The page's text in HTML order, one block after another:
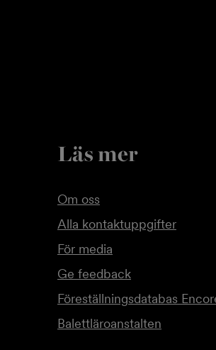
Läs mer
Om oss
Alla kontaktuppgifter
För media
Ge feedback
Föreställningsdatabas
Balettläroanstalten